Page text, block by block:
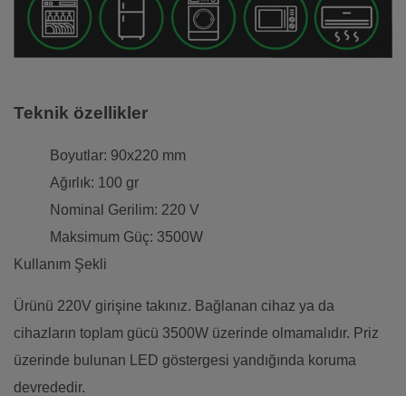
Teknik özellikler
Boyutlar: 90x220 mm
Ağırlık: 100 gr
Nominal Gerilim: 220 V
Maksimum Güç: 3500W
Kullanım Şekli
Ürünü 220V girişine takınız. Bağlanan cihaz ya da
cihazların toplam gücü 3500W üzerinde olmamalıdır. Priz
üzerinde bulunan LED göstergesi yandığında koruma
devrededir.